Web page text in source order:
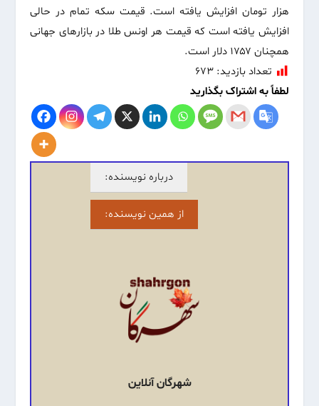
هزار تومان افزایش یافته است. قیمت سکه تمام در حالی
افزایش یافته است که قیمت هر اونس طلا در بازارهای جهانی
همچنان ۱۷۵۷ دلار است.
تعداد بازدید: ۶۷۳
لطفاً به اشتراک بگذارید
درباره نویسنده:
از همین نویسنده:
شهرگان آنلاین